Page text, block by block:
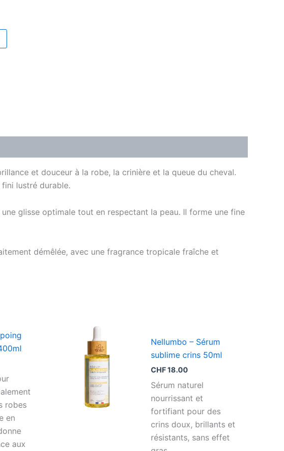
et douceur à la robe, la crinière et la queue du cheval.
lustré durable.
glisse optimale tout en respectant la peau. Il forme une fine
démêlée, avec une fragrance tropicale fraîche et
robes
en
aux
Nellumbo – Sérum
sublime crins 50ml
CHF18.00
Sérum naturel
nourrissant et
fortifiant pour des
crins doux, brillants et
résistants, sans effet